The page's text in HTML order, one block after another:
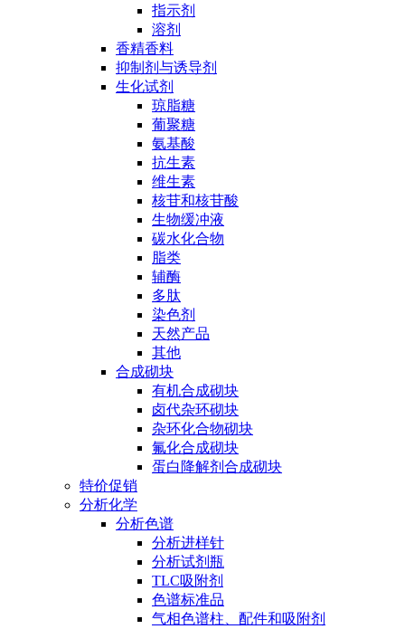
指示剂
溶剂
香精香料
抑制剂与诱导剂
生化试剂
琼脂糖
葡聚糖
氨基酸
抗生素
维生素
核苷和核苷酸
生物缓冲液
碳水化合物
脂类
辅酶
多肽
染色剂
天然产品
其他
合成砌块
有机合成砌块
卤代杂环砌块
杂环化合物砌块
氟化合成砌块
蛋白降解剂合成砌块
特价促销
分析化学
分析色谱
分析进样针
分析试剂瓶
TLC吸附剂
色谱标准品
气相色谱柱、配件和吸附剂